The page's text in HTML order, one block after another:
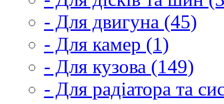
- Для двигуна (45)
- Для камер (1)
- Для кузова (149)
- Для радіатора та